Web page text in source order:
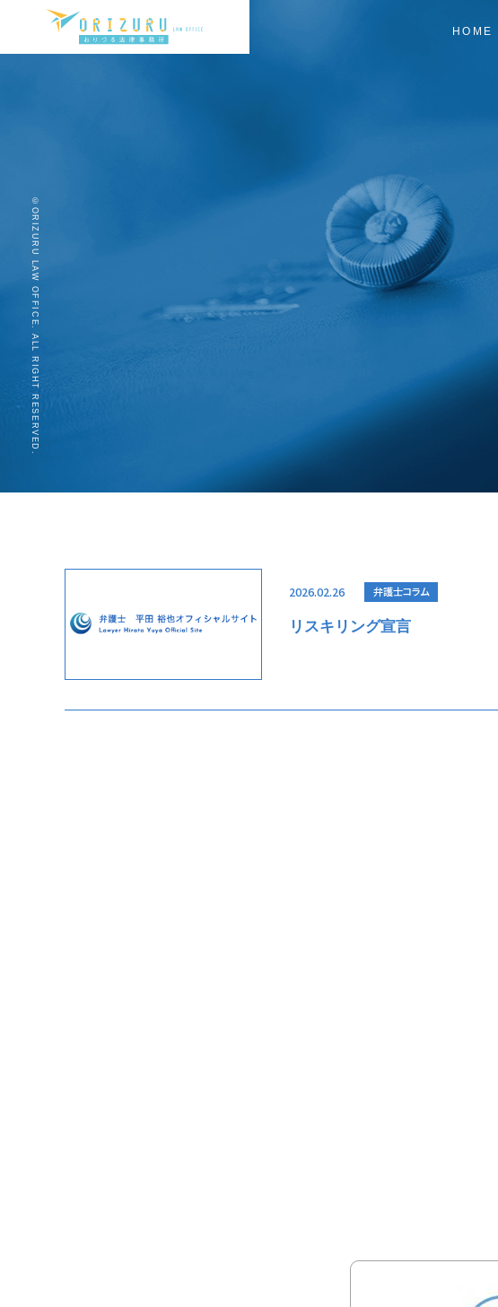
HOME
2026.02.26 弁護士コラム
リスキリング宣言
©ORIZURU LAW OFFICE. ALL RIGHT RESERVED.